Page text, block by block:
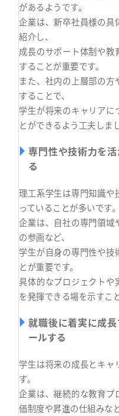
があるようです。
企業は、新卒社員様の具
紹介し、
成長のサポート体制や教
することが重要です。
また、社内の上層部の
することで、
学生が将来のキャリアに
とができるよう工夫しま
専門性や技術力を
る
理工系学生は専門知識や
っていることが多いです。
企業は、自社の専門領域
の参画など、
学生が自身の専門性や技
とが重要です。
具体的なプロジェクトや
を発揮できる場を示すこ
就職後に着実に成
ールする
学生は将来の成長とキャ
す。
企業は、継続的な教育プ
価制度や昇進の仕組みなど